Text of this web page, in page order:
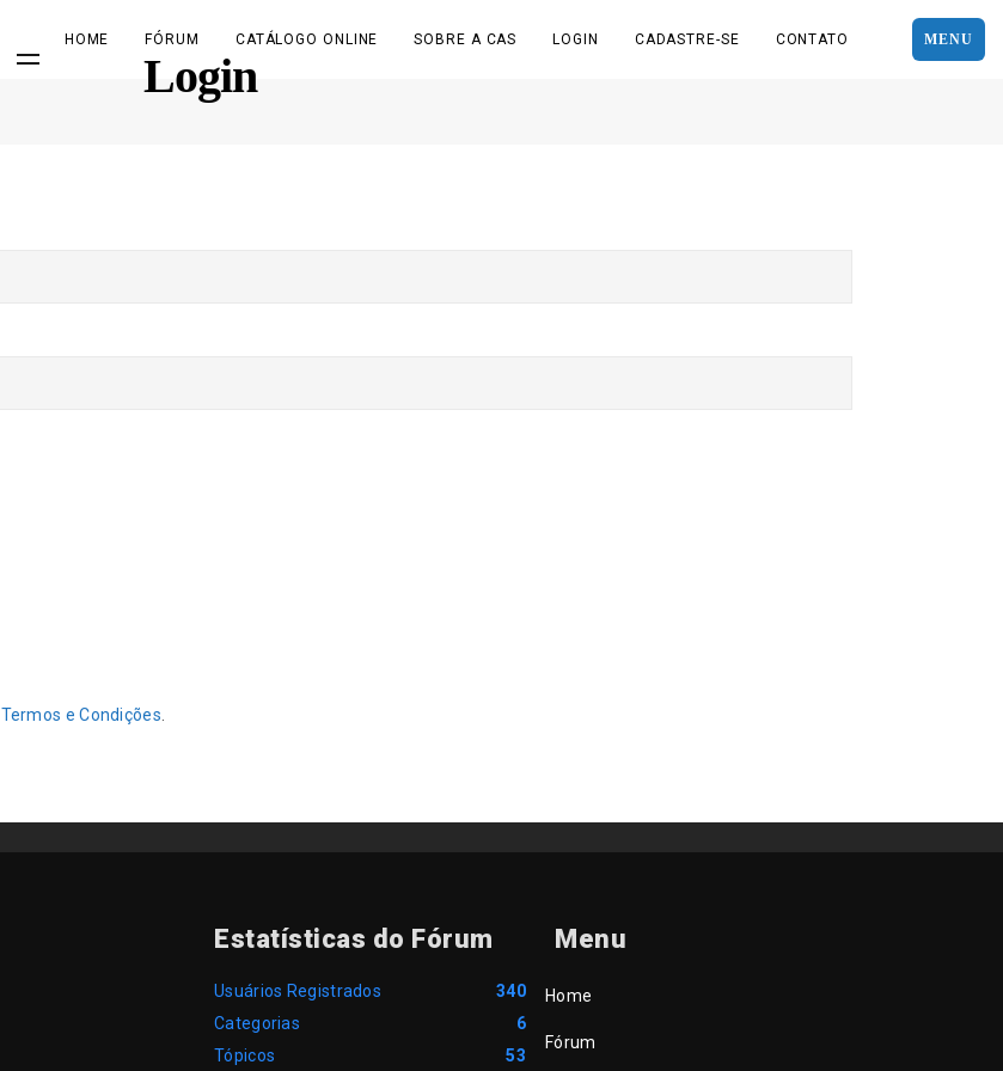
MENU
HOME FÓRUM CATÁLOGO ONLINE SOBRE A CAS LOGIN CADASTRE-SE CONTATO
Login
Termos e Condições
Estatísticas do Fórum
Usuários Registrados
340
Categorias
6
Tópicos
53
Menu
Home
Fórum